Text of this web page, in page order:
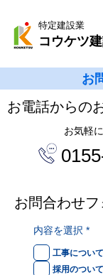
特定建設業
コウケツ
お
お電話からの
お気軽
お問合わせフ
内容を選択 *必
項
目
工事について
採用のついて